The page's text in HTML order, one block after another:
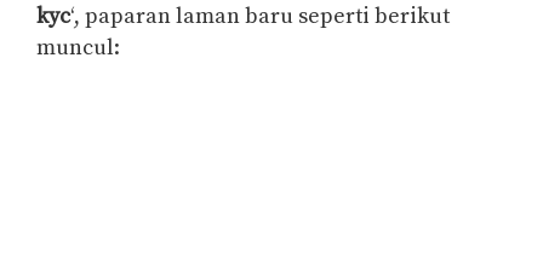
kyc‘, paparan laman baru seperti berikut
muncul: